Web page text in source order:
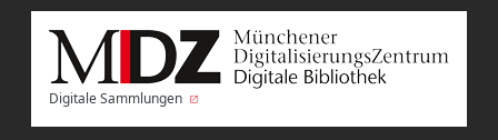
Digitale Sammlungen